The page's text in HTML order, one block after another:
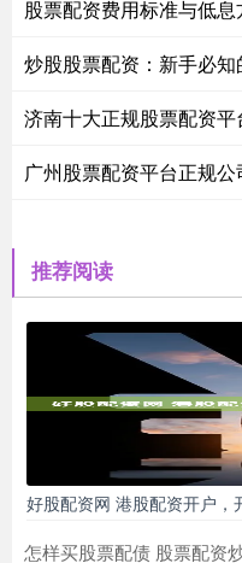
股票配资费用标准与低
炒股股票配资：新手必
济南十大正规股票配资平
广州股票配资平台正规
推荐阅读
好股配资网 港股配资开户，
怎样买股票配债 股票配资